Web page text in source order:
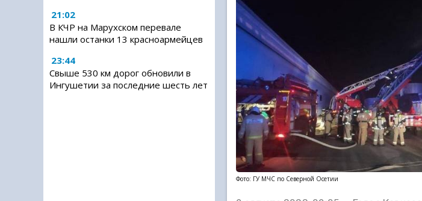
21:02
В КЧР на Марухском перевале
нашли останки 13 красноармейцев
23:44
Свыше 530 км дорог обновили в
Ингушетии за последние шесть лет
Фото: ГУ МЧС по Северной Осетии